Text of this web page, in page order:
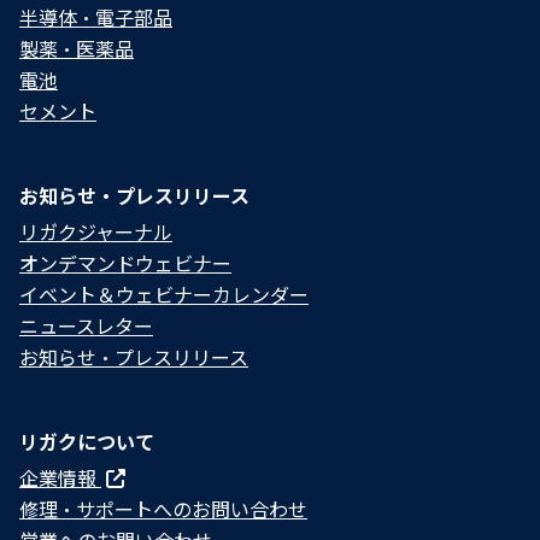
半導体・電子部品
製薬・医薬品
電池
セメント
お知らせ・プレスリリース
リガクジャーナル
オンデマンドウェビナー
イベント＆ウェビナーカレンダー
ニュースレター
お知らせ・プレスリリース
リガクについて
企業情報
修理・サポートへのお問い合わせ